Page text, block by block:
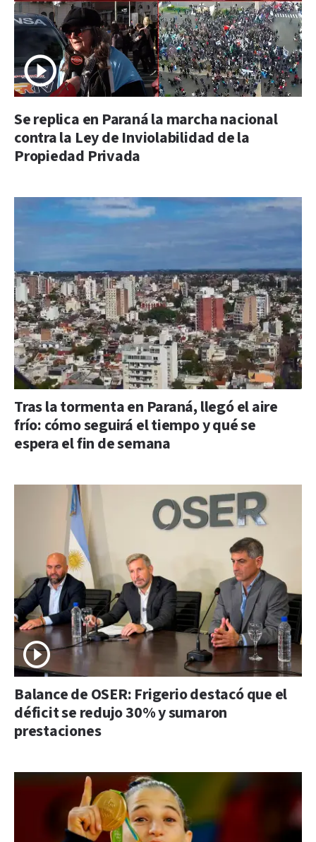
Se replica en Paraná la marcha nacional
contra la Ley de Inviolabilidad de la
Propiedad Privada
Tras la tormenta en Paraná, llegó el aire
frío: cómo seguirá el tiempo y qué se
espera el fin de semana
Balance de OSER: Frigerio destacó que el
déficit se redujo 30% y sumaron
prestaciones